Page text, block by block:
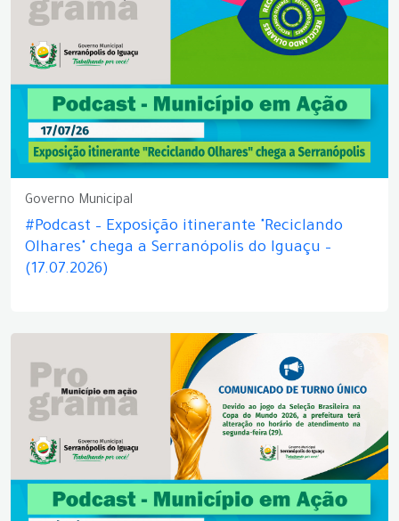
Governo Municipal
#Podcast – Exposição itinerante "Reciclando
Olhares" chega a Serranópolis do Iguaçu –
(17.07.2026)